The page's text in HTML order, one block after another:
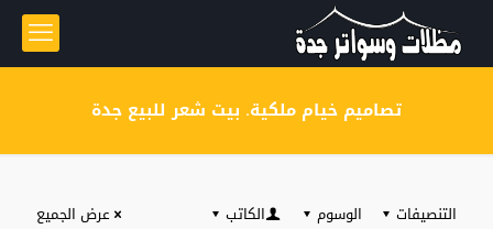
تصاميم خيام ملكية. بيت شعر للبيع جدة
التنصيفات الوسوم الكاتب عرض الجميع